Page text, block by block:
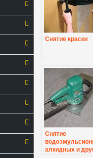
Снятие краски
Снятие
алкидных и